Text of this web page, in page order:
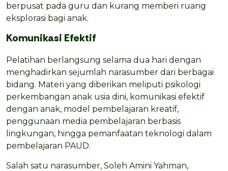
berpusat pada guru dan kurang memberi ruang
eksplorasi bagi anak.
Komunikasi Efektif
Pelatihan berlangsung selama dua hari dengan
menghadirkan sejumlah narasumber dari berbagai
bidang. Materi yang diberikan meliputi psikologi
perkembangan anak usia dini, komunikasi efektif
dengan anak, model pembelajaran kreatif,
penggunaan media pembelajaran berbasis
lingkungan, hingga pemanfaatan teknologi dalam
pembelajaran PAUD.
Salah satu narasumber, Soleh Amini Yahman,